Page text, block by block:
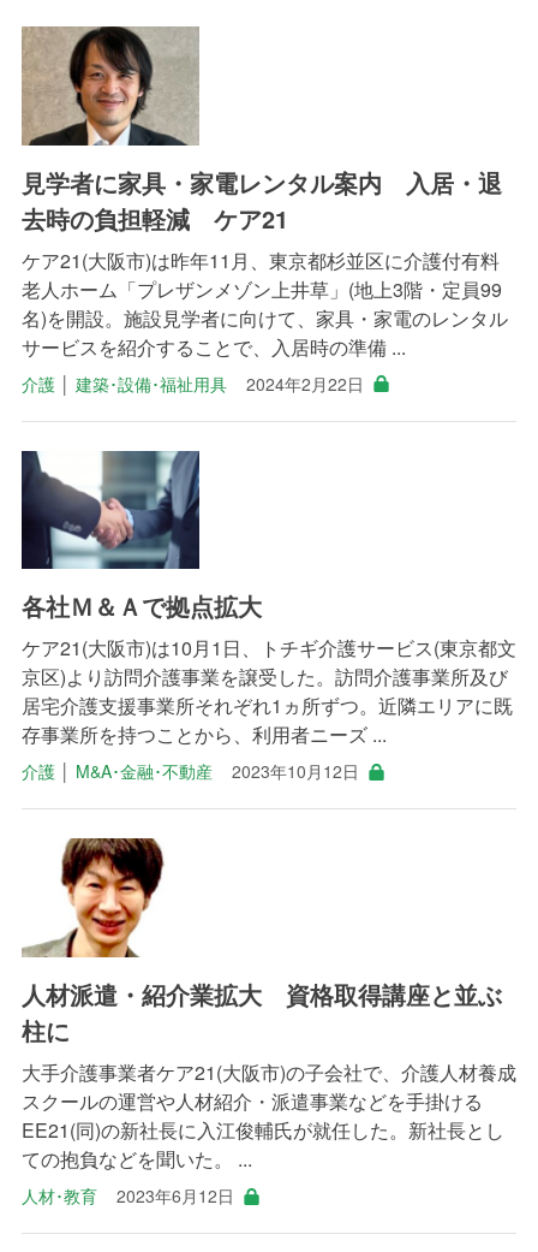
見学者に家具・家電レンタル案内 入居・退
去時の負担軽減 ケア21
ケア21(大阪市)は昨年11月、東京都杉並区に介護付有料
老人ホーム「プレザンメゾン上井草」(地上3階・定員99
名)を開設。施設見学者に向けて、家具・家電のレンタル
サービスを紹介することで、入居時の準備 ...
介護│ 建築･設備･福祉用具 2024年2月22日
各社Ｍ＆Ａで拠点拡大
ケア21(大阪市)は10月1日、トチギ介護サービス(東京都文
京区)より訪問介護事業を譲受した。訪問介護事業所及び
居宅介護支援事業所それぞれ1ヵ所ずつ。近隣エリアに既
存事業所を持つことから、利用者ニーズ ...
介護│ M&A･金融･不動産 2023年10月12日
人材派遣・紹介業拡大 資格取得講座と並ぶ
柱に
大手介護事業者ケア21(大阪市)の子会社で、介護人材養成
スクールの運営や人材紹介・派遣事業などを手掛ける
EE21(同)の新社長に入江俊輔氏が就任した。新社長とし
ての抱負などを聞いた。 ...
人材･教育 2023年6月12日